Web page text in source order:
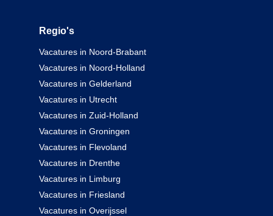
Regio's
Vacatures in Noord-Brabant
Vacatures in Noord-Holland
Vacatures in Gelderland
Vacatures in Utrecht
Vacatures in Zuid-Holland
Vacatures in Groningen
Vacatures in Flevoland
Vacatures in Drenthe
Vacatures in Limburg
Vacatures in Friesland
Vacatures in Overijssel